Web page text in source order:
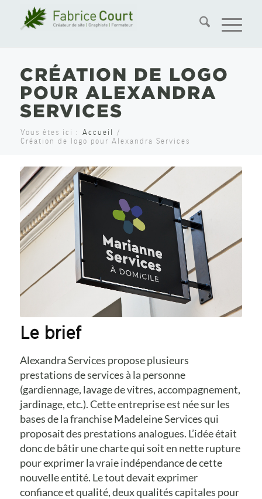
CRÉATION DE LOGO
POUR ALEXANDRA
SERVICES
Vous êtes ici : Accueil /
Création de logo pour Alexandra Services
Le brief
Alexandra Services propose plusieurs
prestations de services à la personne
(gardiennage, lavage de vitres, accompagnement,
jardinage, etc.). Cette entreprise est née sur les
bases de la franchise Madeleine Services qui
proposait des prestations analogues. L’idée était
donc de bâtir une charte qui soit en nette rupture
pour exprimer la vraie indépendance de cette
nouvelle entité. Le tout devait exprimer
confiance et qualité, deux qualités capitales pour